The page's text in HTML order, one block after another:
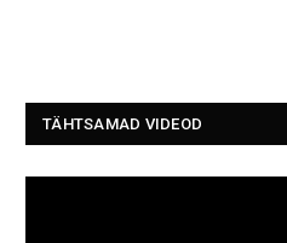
TÄHTSAMAD VIDEOD